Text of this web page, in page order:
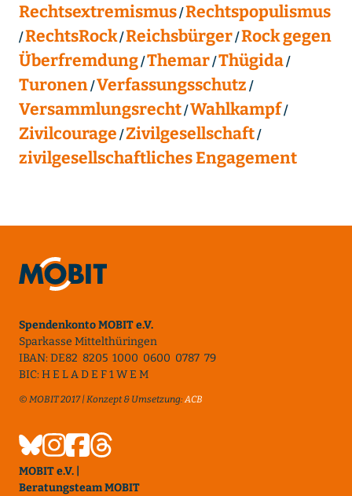
Rechtsextremismus Rechtspopulismus
RechtsRock Reichsbürger Rock gegen
Überfremdung Themar Thügida
Turonen Verfassungsschutz
Versammlungsrecht Wahlkampf
Zivilcourage Zivilgesellschaft
zivilgesellschaftliches Engagement
Spendenkonto MOBIT e.V.
Sparkasse Mittelthüringen
IBAN: DE82 8205 1000 0600 0787 79
BIC: H E L A D E F 1 W E M
© MOBIT 2017 | Konzept & Umsetzung:ACB
MOBIT e.V. |
Beratungsteam MOBIT